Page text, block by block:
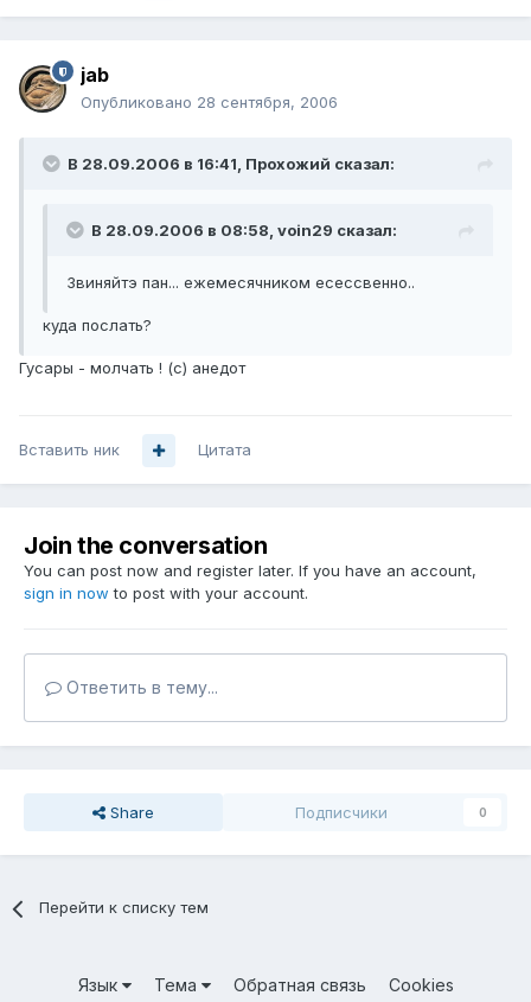
jab
Опубликовано 28 сентября, 2006
В 28.09.2006 в 16:41, Прохожий сказал:
В 28.09.2006 в 08:58, voin29 сказал:
Звиняйтэ пан... ежемесячником есессвенно..
куда послать?
Гусары - молчать ! (с) анедот
Вставить ник Цитата
Join the conversation
You can post now and register later. If you have an account,
sign in now to post with your account.
Ответить в тему...
Share Подписчики 0
Перейти к списку тем
Язык Тема Обратная связь
Cookies